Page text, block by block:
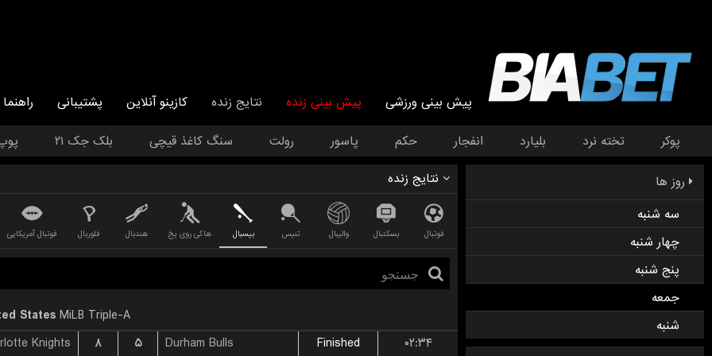
پیش بینی ورزشی پیش بینی زنده نتایج زنده کازینو آنلاین پشتیبانی راهنما
پوکر تخته نرد بلیارد انفجار حکم پاسور رولت سنگ کاغذ قیچی بلک جک ۲۱
روز ها
سه شنبه
چهار شنبه
پنج شنبه
جمعه
شنبه
نتایج زنده
فوتبال بسکتبال والیبال تنیس بیسبال هاکی روی یخ هندبال فلوربال فوتبال آمریکایی
States MiLB Triple-A
Knights
۸ ۵ Durham Bulls Finished
۰۲:۳۴